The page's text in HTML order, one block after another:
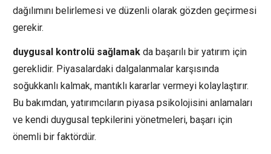
dağılımını belirlemesi ve düzenli olarak gözden geçirmesi
gerekir.
duygusal kontrolü sağlamak da başarılı bir yatırım için
gereklidir. Piyasalardaki dalgalanmalar karşısında
soğukkanlı kalmak, mantıklı kararlar vermeyi kolaylaştırır.
Bu bakımdan, yatırımcıların piyasa psikolojisini anlamaları
ve kendi duygusal tepkilerini yönetmeleri, başarı için
önemli bir faktördür.